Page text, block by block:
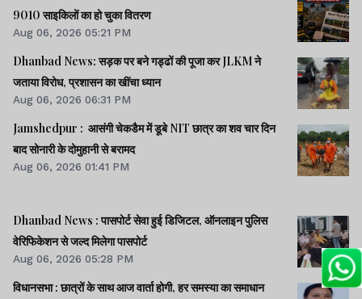
9010 साइकिलों का हो चुका वितरण
Aug 06, 2026 05:21 PM
Dhanbad News: सड़क पर बने गड्ढों की पूजा कर JLKM ने
जताया विरोध, प्रशासन का खींचा ध्यान
Aug 06, 2026 06:31 PM
Jamshedpur : आसंगी चेकडैम में डूबे NIT छात्र का शव चार दिन
बाद सोनारी के दोमुहानी से बरामद
Aug 06, 2026 01:41 PM
Dhanbad News : पासपोर्ट सेवा हुई डिजिटल, ऑनलाइन पुलिस
वेरिफिकेशन से जल्द मिलेगा पासपोर्ट
Aug 06, 2026 05:28 PM
विधानसभा : छात्रों के साथ आज वार्ता होगी, हर समस्या का समाधान